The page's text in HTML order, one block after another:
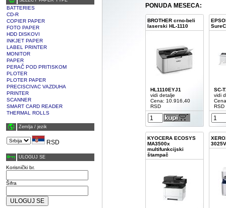
BATTERIES
CD-R
COPIER PAPER
FOTO PAPER
HDD DISKOVI
INKJET PAPER
LABEL PRINTER
MONITOR
PAPER
PERAČ POD PRITISKOM
PLOTER
PLOTER PAPER
PRECISCIVAC VAZDUHA
PRINTER
SCANNER
SMART CARD READER
THERMAL ROLLS
Zemlja / јezik
RSD
ULOGUJ SE
Korisnički br.
Šifra
PONUDA MESECA:
BROTHER crno-beli
laserski HL-1110
HL1110EYJ1
vidi detalje
Cena: 10.916,40
RSD
SC-
vidi
RSD
KYOCERA ECOSYS
MA3500x
multifunkcijski
štampač